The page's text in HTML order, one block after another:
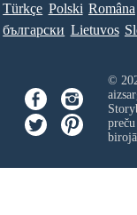
Türkçe Polski Româna
български Lietuvos
©
birojā.